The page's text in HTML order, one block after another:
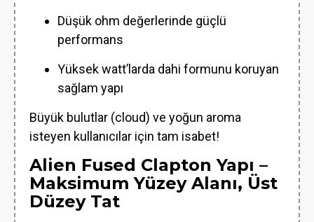
Düşük ohm değerlerinde güçlü
performans
Yüksek watt’larda dahi formunu koruyan
sağlam yapı
Büyük bulutlar (cloud) ve yoğun aroma
isteyen kullanıcılar için tam isabet!
Alien Fused Clapton Yapı –
Maksimum Yüzey Alanı, Üst
Düzey Tat